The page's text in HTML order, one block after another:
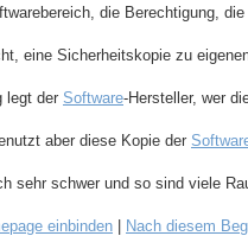
die Berechtigung,
eine Sicherheitskopie zu
legt der Software-Hersteller, wer
aber diese Kopie der
sehr schwer und so sind viele
einbinden Nach diesem